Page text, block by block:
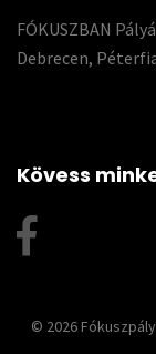
FÓKUSZBAN
Debrecen,
Kövess
© 2026